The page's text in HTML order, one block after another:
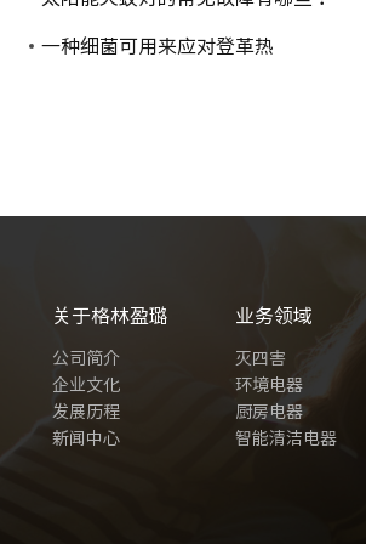
一种细菌可用来应对登革热
关于格林盈璐
公司简介
企业文化
发展历程
新闻中心
业务领域
灭四害
环境电器
厨房电器
智能清洁电器